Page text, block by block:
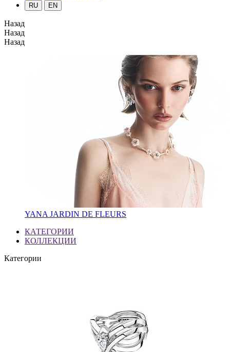
RU EN
Назад
Назад
Назад
YANA JARDIN DE FLEURS
КАТЕГОРИИ
КОЛЛЕКЦИИ
Категории